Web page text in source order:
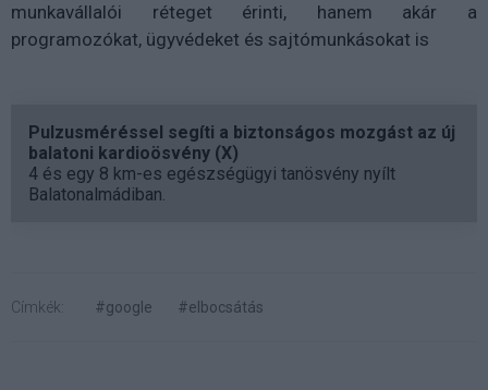
munkavállalói réteget érinti, hanem akár a
programozókat, ügyvédeket és sajtómunkásokat is
Pulzusméréssel segíti a biztonságos mozgást az új
balatoni kardioösvény (X)
4 és egy 8 km-es egészségügyi tanösvény nyílt
Balatonalmádiban.
Címkék: #google #elbocsátás